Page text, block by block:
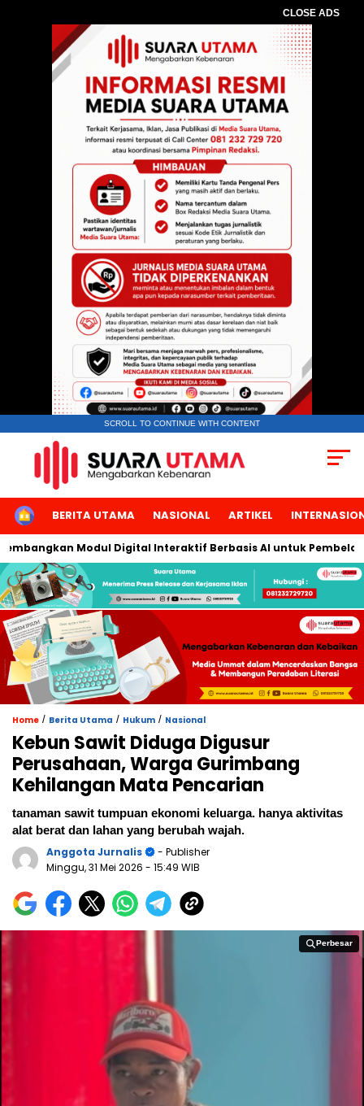
CLOSE ADS
SCROLL TO CONTINUE WITH CONTENT
HOMEBERITA UTAMA NASIONAL ARTIKEL
Modul Digital Interaktif Berbasis AI untuk
Home / Berita Utama / Hukum / Nasional
Kebun Sawit Diduga Digusur
Perusahaan, Warga Gurimbang
Kehilangan Mata Pencarian
tanaman sawit tumpuan ekonomi keluarga. hanya aktivitas
alat berat dan lahan yang berubah wajah.
Anggota Jurnalis
- Publisher
Minggu, 31 Mei 2026 - 15:49 WIB
Perbesar
Perbesar